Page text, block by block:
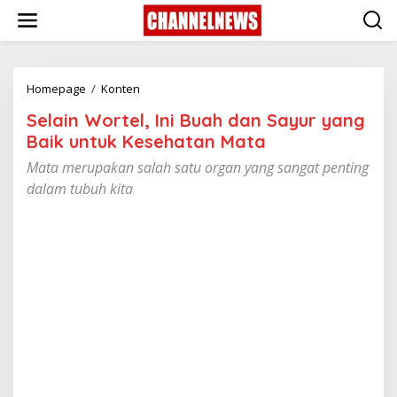
i
Homepage / Konten
a
i
n
Selain Wortel, Ini Buah dan ‎Sayur yang
Baik untuk ‎Kesehatan Mata
Mata merupakan salah satu organ yang sangat penting
dalam tubuh kita